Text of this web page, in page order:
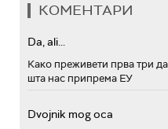
КОМЕНТАРИ
Da, ali...
Како преживети прва три
шта нас припрема ЕУ
Dvojnik mog oca